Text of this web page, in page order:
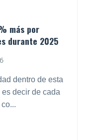
más por
durante 2025
dentro de esta
decir de cada